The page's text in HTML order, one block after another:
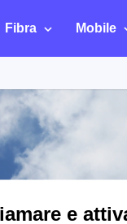
Fibra Mobile